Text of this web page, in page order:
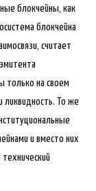
блокчейны, как
блокчейна
считает
только на своем
ликвидность. То же
и вместо них